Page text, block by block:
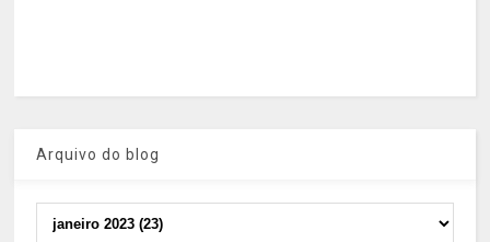
Arquivo do blog